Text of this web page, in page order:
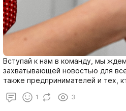
Вступай к нам в команду, мы
захватывающей новостью для
также предпринимателей и тех,
сфере услуг подбора домашнего
домработницы, одним словом
1 3